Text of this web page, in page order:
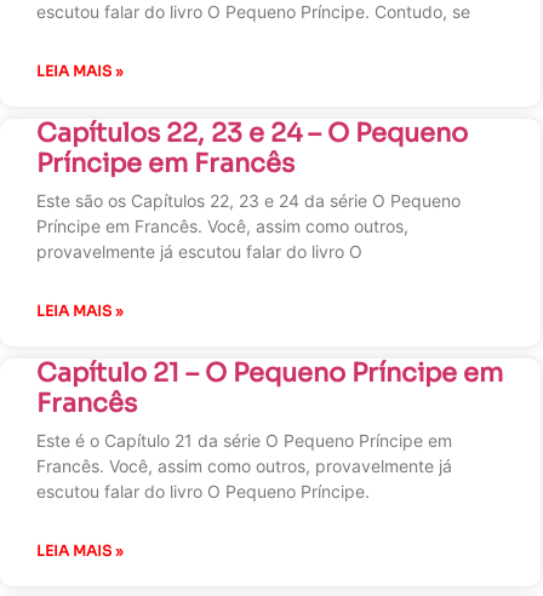
escutou falar do livro O Pequeno Príncipe. Contudo, se
LEIA MAIS »
Capítulos 22, 23 e 24 – O Pequeno
Príncipe em Francês
Este são os Capítulos 22, 23 e 24 da série O Pequeno
Príncipe em Francês. Você, assim como outros,
provavelmente já escutou falar do livro O
LEIA MAIS »
Capítulo 21 – O Pequeno Príncipe em
Francês
Este é o Capítulo 21 da série O Pequeno Príncipe em
Francês. Você, assim como outros, provavelmente já
escutou falar do livro O Pequeno Príncipe.
LEIA MAIS »